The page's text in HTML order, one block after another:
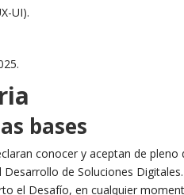
UI).
bases
conocer y aceptan de
de Soluciones
el Desafío, en cualquier